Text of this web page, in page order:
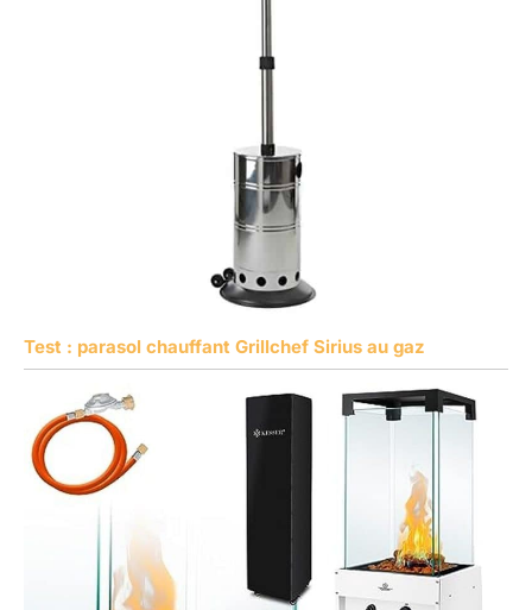
Test : parasol chauffant Grillchef Sirius au gaz